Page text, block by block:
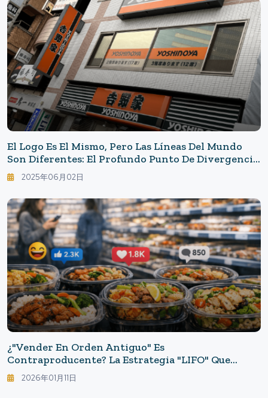
El Logo Es El Mismo, Pero Las Líneas Del Mundo
Son Diferentes: El Profundo Punto De Divergencia
Entre Yoshinoya "Japón Vs. USA".
2025年06月02日
¿"Vender En Orden Antiguo" Es
Contraproducente? La Estrategia "LIFO" Que
Revoluciona El Sentido Común En Las Secciones
De Alimentos Preparados
2026年01月11日